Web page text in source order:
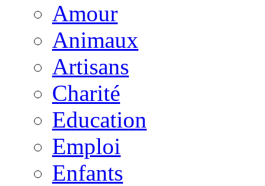
Amour
Animaux
Artisans
Charité
Education
Emploi
Enfants